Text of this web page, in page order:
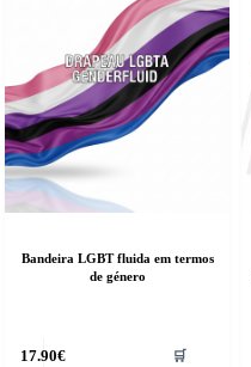
Bandeira LGBT fluida em termos
de género
17.90€ 🛒